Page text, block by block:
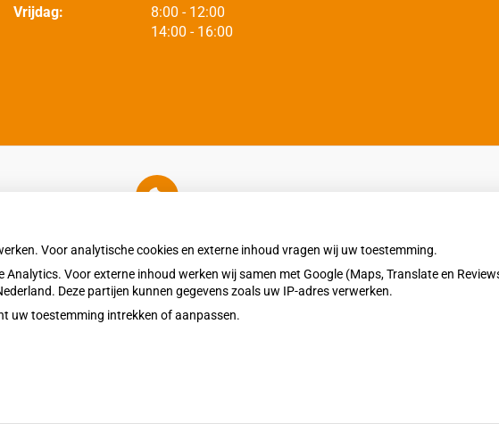
Vrijdag:
8:00tot
- 12:00
14:00tot
- 16:00
externe inhoud
die nodig is om dit te zien.
Cookie-instellingen wijzigen
Voor analytische cookies en externe inhoud vragen wij uw toestemming.
Voor externe inhoud werken wij samen met Google (Maps, Translate en
Deze partijen kunnen gegevens zoals uw IP-adres verwerken.
uw toestemming intrekken of aanpassen.